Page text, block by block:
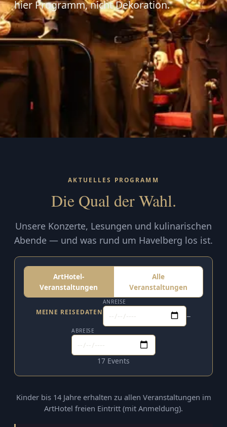
hier Programm, nicht Dekoration.
AKTUELLES PROGRAMM
Die Qual der Wahl.
Unsere Konzerte, Lesungen und kulinarischen
Abende — und was rund um Havelberg los ist.
ArtHotel-
Veranstaltungen
Alle
Veranstaltungen
MEINE REISEDATEN
ANREISE
–
ABREISE
17 Events
Kinder bis 14 Jahre erhalten zu allen Veranstaltungen im
ArtHotel freien Eintritt (mit Anmeldung).